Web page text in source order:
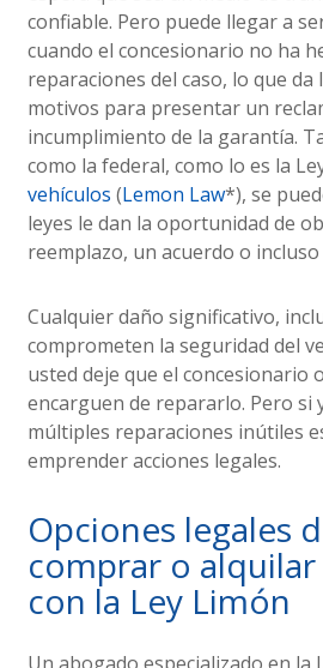
confiable. Pero puede llegar a
cuando el concesionario no ha
reparaciones del caso, lo que da
motivos para presentar un
incumplimiento de la garantía.
como la federal, como lo es la
vehículos (Lemon Law*), se
leyes le dan la oportunidad de
reemplazo, un acuerdo o
Cualquier daño significativo,
comprometen la seguridad del
usted deje que el concesionario
encarguen de repararlo. Pero si
múltiples reparaciones inútiles
emprender acciones legales.
Opciones legales
comprar o
con la Ley Limón
Un abogado especializado en la